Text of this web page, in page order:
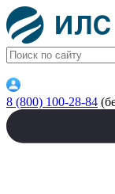
8 (800) 100-28-84